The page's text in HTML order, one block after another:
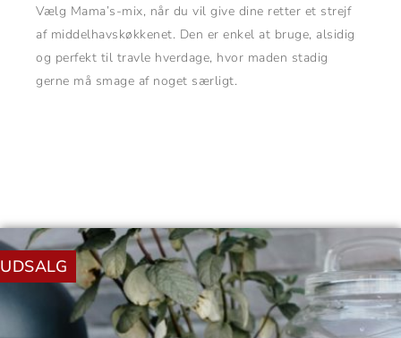
Vælg Mama’s-mix, når du vil give dine retter et strejf
af middelhavskøkkenet. Den er enkel at bruge, alsidig
og perfekt til travle hverdage, hvor maden stadig
gerne må smage af noget særligt.
UDSALG
Den
oprindelige
pris
var:
90,00 kr..
Den
aktuelle
pris
er:
35,00 kr..